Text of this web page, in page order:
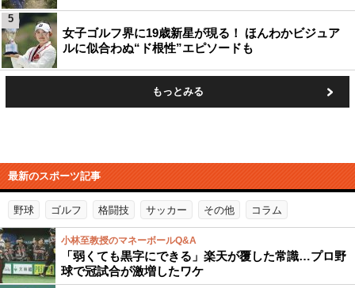
女子ゴルフ界に19歳新星が現る！ ほんわかビジュア
ルに似合わぬ“ド根性”エピソードも
5
もっとみる
最新のスポーツ記事
野球 ゴルフ 格闘技 サッカー その他 コラム
小林至教授のマネーボールQ&A
「弱くても黒字にできる」楽天が覆した常識…プロ野
球で冠試合が激増したワケ